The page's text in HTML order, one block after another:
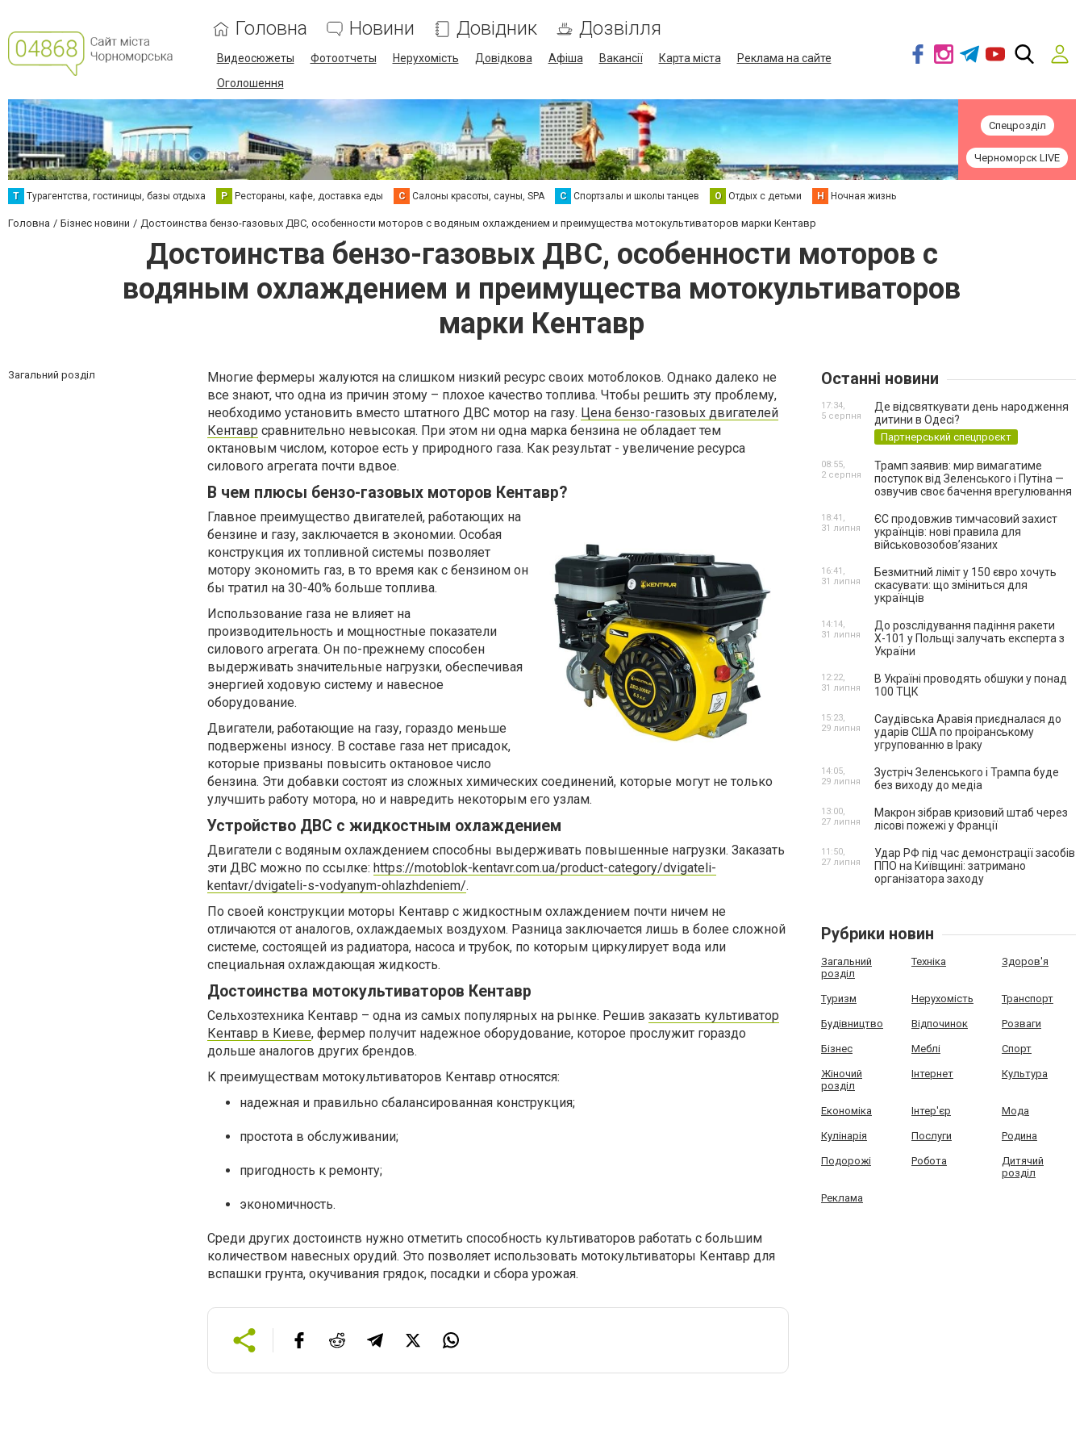
Головна Новини Довідник Дозвілля
Видеосюжеты Фотоотчеты Нерухомість Довідкова Афіша Вакансії Карта міста
Реклама на сайте
Оголошення
Спецрозділ
Черноморск LIVE
Т Турагентства, гостиницы, базы отдыха Р Рестораны, кафе, доставка еды С Салоны красоты, сауны, SPA С Спортзалы и школы танцев О Отдых с детьми Н Ночная жизнь
Головна Бізнес новини Достоинства бензо-газовых ДВС, особенности моторов с водяным охлаждением и преимущества мотокультиваторов марки Кентавр
Достоинства бензо-газовых ДВС, особенности моторов с
водяным охлаждением и преимущества мотокультиваторов
марки Кентавр
Загальний розділ
Многие фермеры жалуются на слишком низкий ресурс своих мотоблоков. Однако далеко не
все знают, что одна из причин этому – плохое качество топлива. Чтобы решить эту проблему,
необходимо установить вместо штатного ДВС мотор на газу. Цена бензо-газовых двигателей
Кентавр сравнительно невысокая. При этом ни одна марка бензина не обладает тем
октановым числом, которое есть у природного газа. Как результат - увеличение ресурса
силового агрегата почти вдвое.
В чем плюсы бензо-газовых моторов Кентавр?
Главное преимущество двигателей, работающих на
бензине и газу, заключается в экономии. Особая
конструкция их топливной системы позволяет
мотору экономить газ, в то время как с бензином он
бы тратил на 30-40% больше топлива.
Использование газа не влияет на
производительность и мощностные показатели
силового агрегата. Он по-прежнему способен
выдерживать значительные нагрузки, обеспечивая
энергией ходовую систему и навесное
оборудование.
Двигатели, работающие на газу, гораздо меньше
подвержены износу. В составе газа нет присадок,
которые призваны повысить октановое число
бензина. Эти добавки состоят из сложных химических соединений, которые могут не только
улучшить работу мотора, но и навредить некоторым его узлам.
Устройство ДВС с жидкостным охлаждением
Двигатели с водяным охлаждением способны выдерживать повышенные нагрузки. Заказать
эти ДВС можно по ссылке: https://motoblok-kentavr.com.ua/product-category/dvigateli-
kentavr/dvigateli-s-vodyanym-ohlazhdeniem/.
По своей конструкции моторы Кентавр с жидкостным охлаждением почти ничем не
отличаются от аналогов, охлаждаемых воздухом. Разница заключается лишь в более сложной
системе, состоящей из радиатора, насоса и трубок, по которым циркулирует вода или
специальная охлаждающая жидкость.
Достоинства мотокультиваторов Кентавр
Сельхозтехника Кентавр – одна из самых популярных на рынке. Решив заказать культиватор
Кентавр в Киеве, фермер получит надежное оборудование, которое прослужит гораздо
дольше аналогов других брендов.
К преимуществам мотокультиваторов Кентавр относятся:
надежная и правильно сбалансированная конструкция;
простота в обслуживании;
пригодность к ремонту;
экономичность.
Среди других достоинств нужно отметить способность культиваторов работать с большим
количеством навесных орудий. Это позволяет использовать мотокультиваторы Кентавр для
вспашки грунта, окучивания грядок, посадки и сбора урожая.
Останні новини
Де відсвяткувати день народження
дитини в Одесі?
Партнерський спецпроєкт
17:34,
5 серпня
Трамп заявив: мир вимагатиме
поступок від Зеленського і Путіна —
озвучив своє бачення врегулювання
08:55,
2 серпня
ЄС продовжив тимчасовий захист
українців: нові правила для
військовозобов’язаних
18:41,
31 липня
Безмитний ліміт у 150 євро хочуть
скасувати: що зміниться для
українців
16:41,
31 липня
До розслідування падіння ракети
Х-101 у Польщі залучать експерта з
України
14:14,
31 липня
В Україні проводять обшуки у понад
100 ТЦК
12:22,
31 липня
Саудівська Аравія приєдналася до
ударів США по проіранському
угрупованню в Іраку
15:23,
29 липня
Зустріч Зеленського і Трампа буде
без виходу до медіа
14:05,
29 липня
Макрон зібрав кризовий штаб через
лісові пожежі у Франції
13:00,
27 липня
Удар РФ під час демонстрації засобів
ППО на Київщині: затримано
організатора заходу
11:50,
27 липня
Рубрики новин
Загальний
розділ
Техніка Здоров'я
Туризм Нерухомість Транспорт
Будівництво Відпочинок Розваги
Бізнес Меблі Спорт
Жіночий
розділ
Інтернет Культура
Економіка Інтер'єр Мода
Кулінарія Послуги Родина
Подорожі Робота
Дитячий
розділ
Реклама